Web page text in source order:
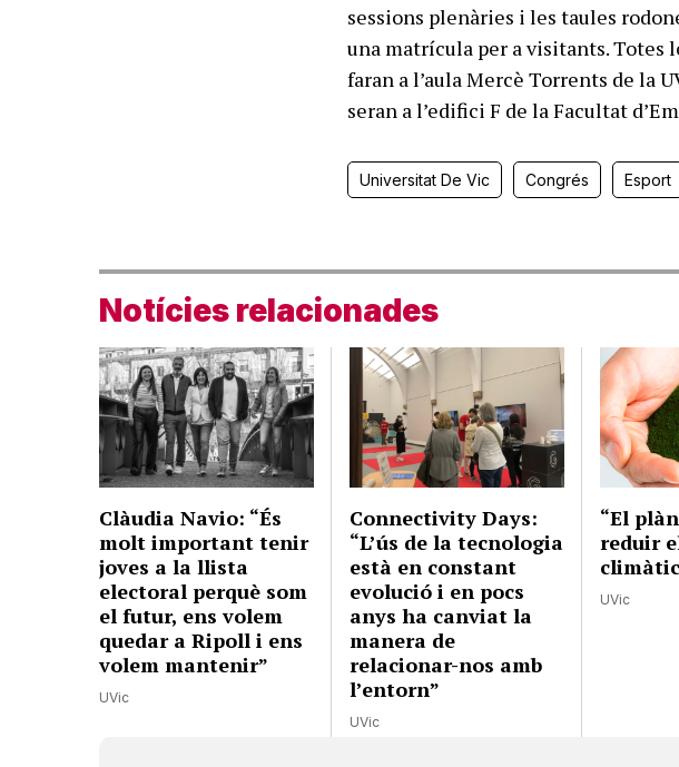
sessions plenàries i les taules
una matrícula per a visitants. Totes
faran a l’aula Mercè Torrents de la
seran a l’edifici F de la Facultat
Universitat De Vic Congrés Esport
Notícies relacionades
Clàudia Navio: “És
molt important tenir
joves a la llista
electoral perquè som
el futur, ens volem
quedar a Ripoll i ens
volem mantenir”
UVic
Connectivity Days:
“L’ús de la tecnologia
està en constant
evolució i en pocs
anys ha canviat la
manera de
relacionar-nos amb
l’entorn”
UVic
“El
reduir
UVic